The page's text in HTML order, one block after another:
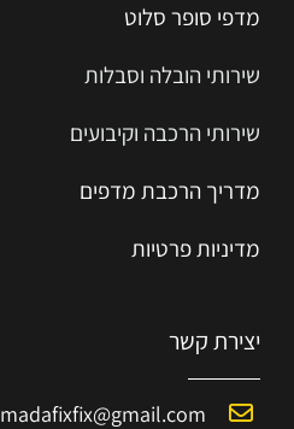
מדפי סופר סלוט
שירותי הובלה וסבלות
שירותי הרכבה וקיבועים
מדריך הרכבת מדפים
מדיניות פרטיות
יצירת קשר
madafixfix@gmail.com